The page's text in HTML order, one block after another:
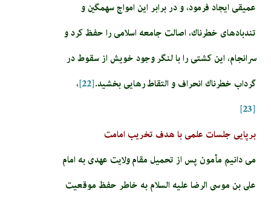
عميقى ايجاد فرمود، و در برابر اين امواج سهمگين و
تندبادهاى خطرناك، اصالت جامعه اسلامى را حفظ كرد و
سرانجام، اين كشتى را با لنگر وجود خويش از سقوط در
گرداب خطرناك انحراف و التقاط رهايى بخشيد.[22]
،
[23]
برپایی جلسات علمی با هدف تخریب امامت
مى دانيم مأمون پس از تحميل مقام ولايت عهدى به امام
على بن موسى الرضا عليه السلام به خاطر حفظ موقعيت